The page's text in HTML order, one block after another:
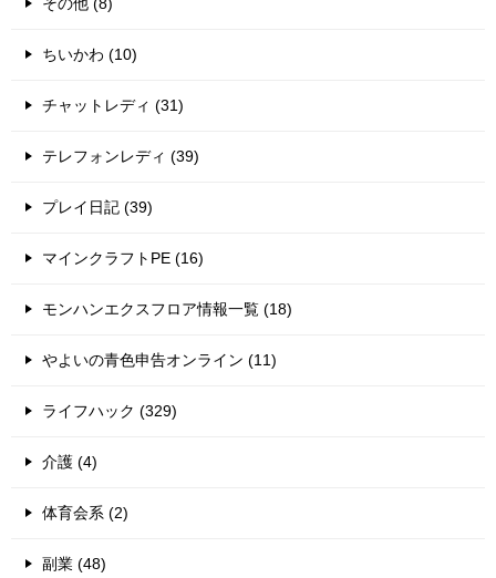
その他 (8)
ちいかわ (10)
チャットレディ (31)
テレフォンレディ (39)
プレイ日記 (39)
マインクラフトPE (16)
モンハンエクスフロア情報一覧 (18)
やよいの青色申告オンライン (11)
ライフハック (329)
介護 (4)
体育会系 (2)
副業 (48)